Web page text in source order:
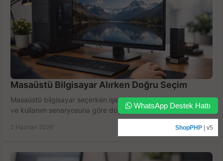
Masaüstü Bilgisayar Alırken Doğru Seçim
Masaüstü bilgisayar seçerken işlemci, RAM, SSD, ekran kartı
ve kullanım senaryosuna göre doğru modeli bulun, bütçenizi
2 Haziran 2026
WhatsApp Destek Hattı
ShopPHP | v5